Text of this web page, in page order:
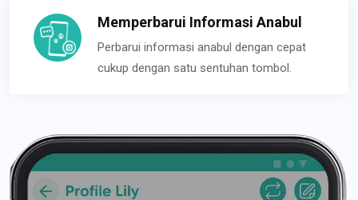
Memperbarui Informasi Anabul
Perbarui informasi anabul dengan cepat
cukup dengan satu sentuhan tombol.